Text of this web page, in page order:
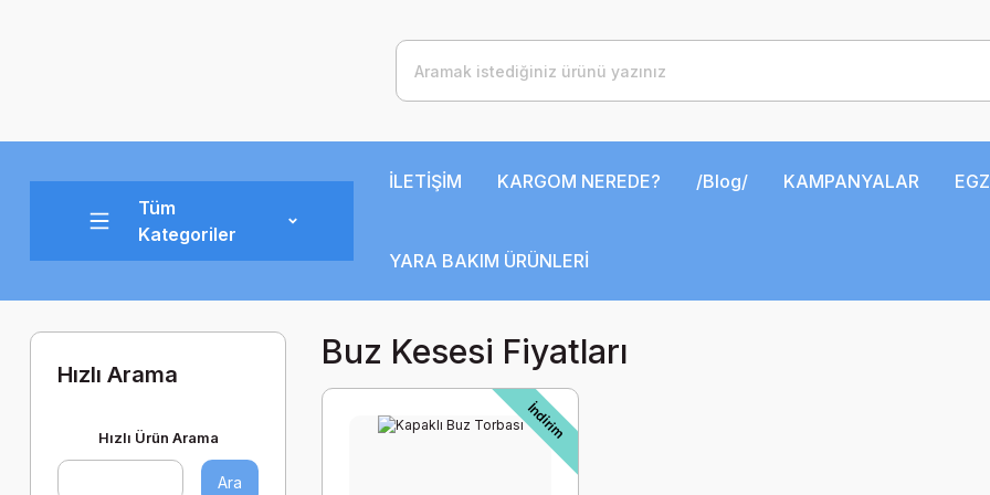
Tüm
Kategoriler
İLETİŞİM KARGOM NEREDE? /Blog/ KAMPANYALAR
YARA BAKIM ÜRÜNLERİ
Hızlı Arama
Hızlı Ürün Arama
Ara
Buz Kesesi Fiyatları
İndirim